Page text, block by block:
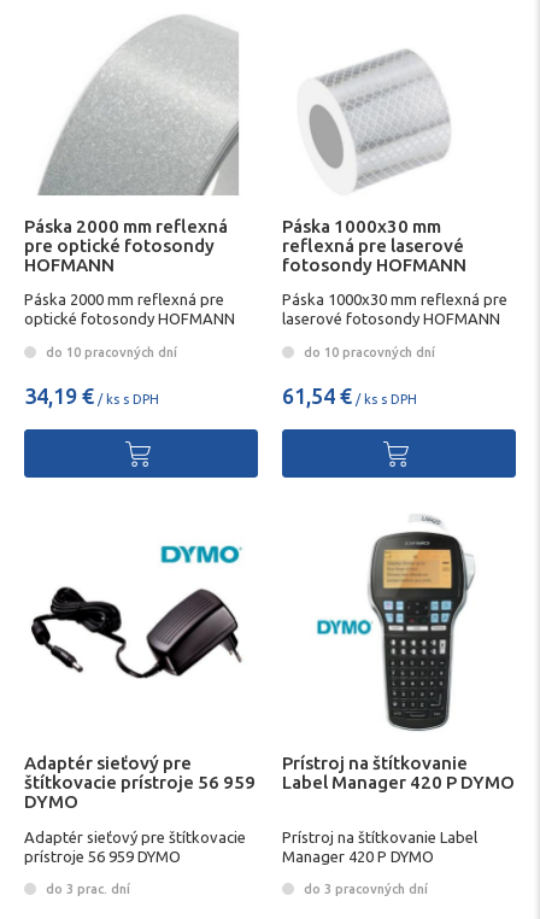
Páska 2000 mm reflexná
pre optické fotosondy
HOFMANN
Páska 2000 mm reflexná pre
optické fotosondy HOFMANN
do 10 pracovných dní
34,19 € / ks s DPH
Páska 1000x30 mm
reflexná pre laserové
fotosondy HOFMANN
Páska 1000x30 mm reflexná pre
laserové fotosondy HOFMANN
do 10 pracovných dní
61,54 € / ks s DPH
Adaptér sieťový pre
štítkovacie prístroje 56 959
DYMO
Adaptér sieťový pre štítkovacie
prístroje 56 959 DYMO
do 3 prac. dní
Prístroj na štítkovanie
Label Manager 420 P DYMO
Prístroj na štítkovanie Label
Manager 420 P DYMO
do 3 pracovných dní